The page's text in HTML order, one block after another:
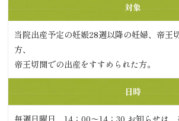
対象
当院出産予定の妊娠28週以降の妊婦、帝王
方、
帝王切開での出産をすすめられた方。
日時
毎週日曜日 14：00〜14：30 お知らせは、